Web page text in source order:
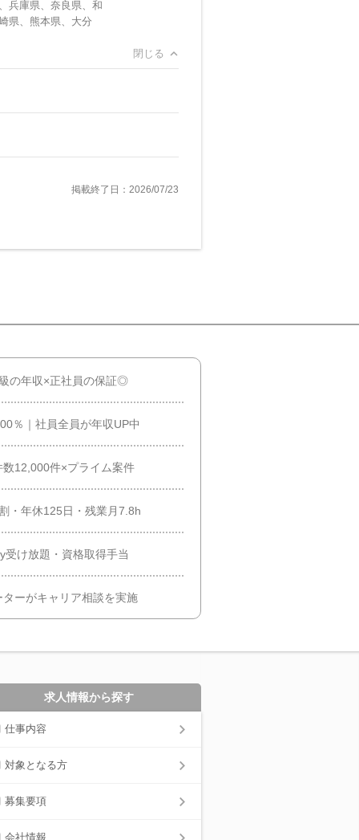
兵庫県、奈良県、和
県、熊本県、大分
閉じる
掲載終了日：2026/07/23
の年収×正社員の保証◎
％｜社員全員が年収UP中
12,000件×プライム案件
・年休125日・残業月7.8h
け放題・資格取得手当
ーがキャリア相談を実施
求人情報から探す
仕事内容
対象となる方
募集要項
会社情報